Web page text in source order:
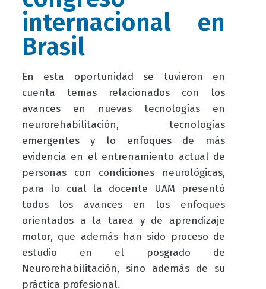
internacional en
Brasil
En esta oportunidad se tuvieron en
cuenta temas relacionados con los
avances en nuevas tecnologías en
neurorehabilitación, tecnologías
emergentes y lo enfoques de más
evidencia en el entrenamiento actual de
personas con condiciones neurológicas,
para lo cual la docente UAM presentó
todos los avances en los enfoques
orientados a la tarea y de aprendizaje
motor, que además han sido proceso de
estudio en el posgrado de
Neurorehabilitación, sino además de su
práctica profesional.